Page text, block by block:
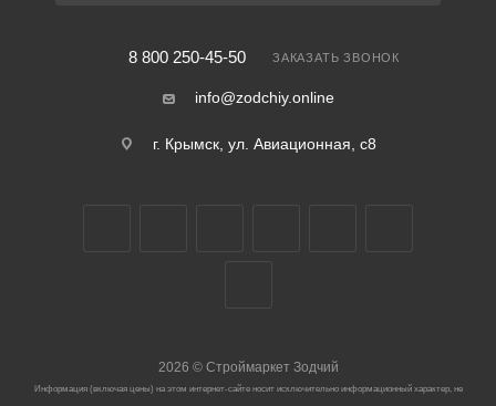
8 800 250-45-50 ЗАКАЗАТЬ ЗВОНОК
info@zodchiy.online
г. Крымск, ул. Авиационная, с8
2026 ©Строймаркет Зодчий
Информация (включая цены) на этом интернет-сайте носит исключительно информационный характер, не